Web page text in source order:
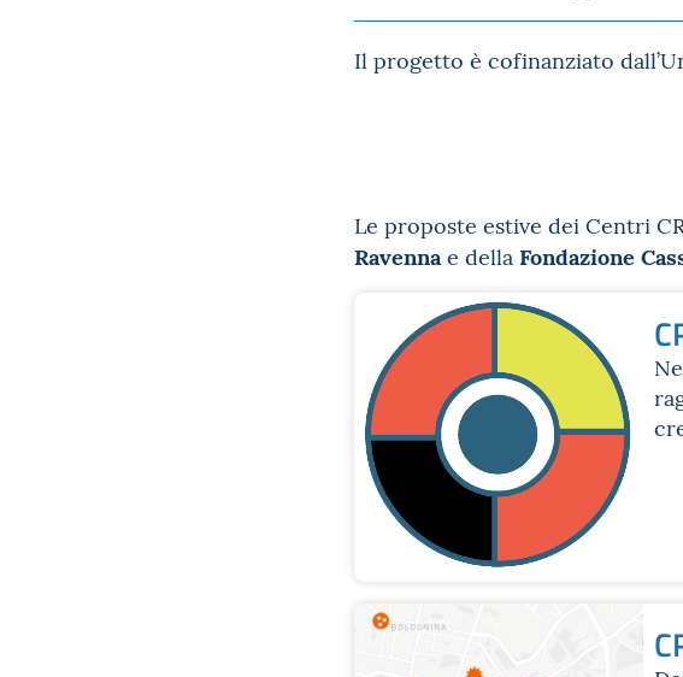
Il progetto è cofinanziato
Le proposte estive dei Centri
Ravennae della Fondazione